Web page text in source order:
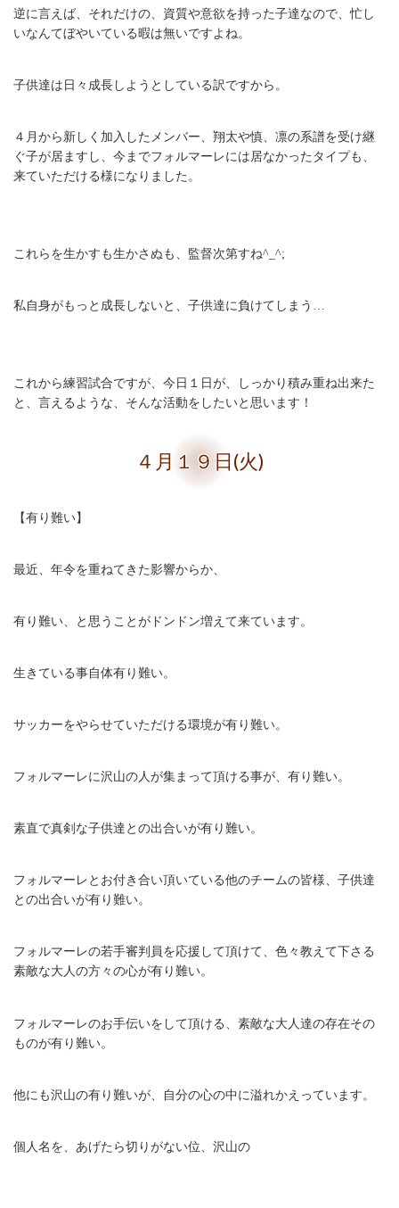
逆に言えば、それだけの、資質や意欲を持った子達なので、忙し
いなんてぼやいている暇は無いですよね。
子供達は日々成長しようとしている訳ですから。
４月から新しく加入したメンバー、翔太や慎、凛の系譜を受け継
ぐ子が居ますし、今までフォルマーレには居なかったタイプも、
来ていただける様になりました。
これらを生かすも生かさぬも、監督次第すね^_^;
私自身がもっと成長しないと、子供達に負けてしまう…
これから練習試合ですが、今日１日が、しっかり積み重ね出来た
と、言えるような、そんな活動をしたいと思います！
４月１９日(火)
【有り難い】
最近、年令を重ねてきた影響からか、
有り難い、と思うことがドンドン増えて来ています。
生きている事自体有り難い。
サッカーをやらせていただける環境が有り難い。
フォルマーレに沢山の人が集まって頂ける事が、有り難い。
素直で真剣な子供達との出合いが有り難い。
フォルマーレとお付き合い頂いている他のチームの皆様、子供達
との出合いが有り難い。
フォルマーレの若手審判員を応援して頂けて、色々教えて下さる
素敵な大人の方々の心が有り難い。
フォルマーレのお手伝いをして頂ける、素敵な大人達の存在その
ものが有り難い。
他にも沢山の有り難いが、自分の心の中に溢れかえっています。
個人名を、あげたら切りがない位、沢山の